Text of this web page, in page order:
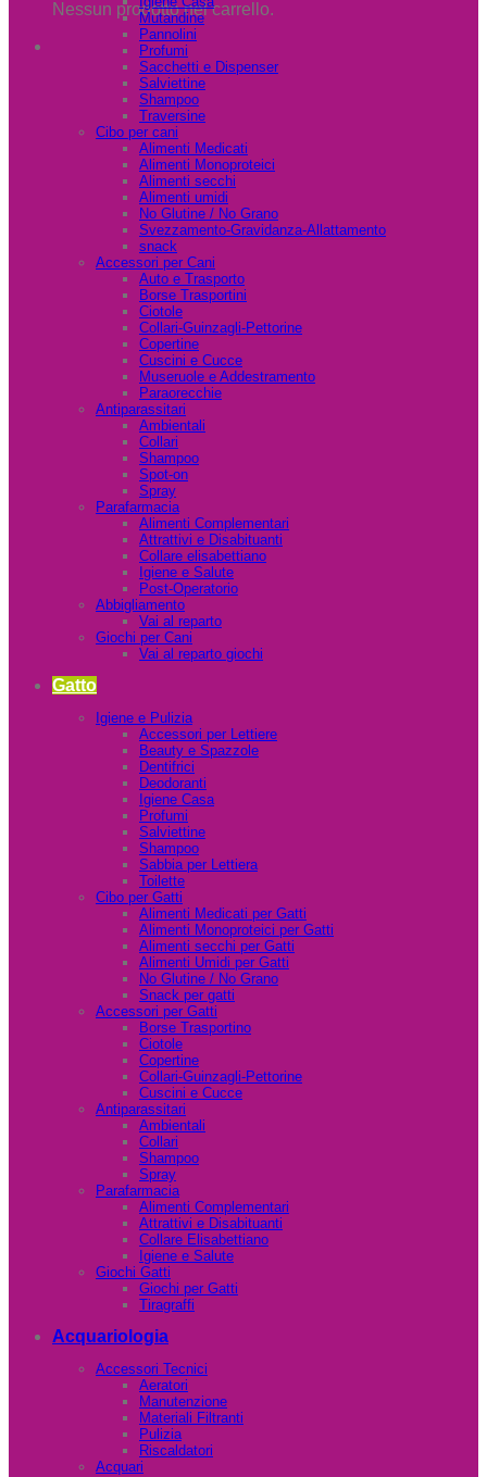
Nessun prodotto nel carrello.
Mutandine
Pannolini
Profumi
Sacchetti e Dispenser
Salviettine
Shampoo
Traversine
Cibo per cani
Alimenti Medicati
Alimenti Monoproteici
Alimenti secchi
Alimenti umidi
No Glutine / No Grano
Svezzamento-Gravidanza-Allattamento
snack
Accessori per Cani
Auto e Trasporto
Borse Trasportini
Ciotole
Collari-Guinzagli-Pettorine
Copertine
Cuscini e Cucce
Museruole e Addestramento
Paraorecchie
Antiparassitari
Ambientali
Collari
Shampoo
Spot-on
Spray
Parafarmacia
Alimenti Complementari
Attrattivi e Disabituanti
Collare elisabettiano
Igiene e Salute
Post-Operatorio
Abbigliamento
Vai al reparto
Giochi per Cani
Vai al reparto giochi
Gatto
Igiene e Pulizia
Accessori per Lettiere
Beauty e Spazzole
Dentifrici
Deodoranti
Igiene Casa
Profumi
Salviettine
Shampoo
Sabbia per Lettiera
Toilette
Cibo per Gatti
Alimenti Medicati per Gatti
Alimenti Monoproteici per Gatti
Alimenti secchi per Gatti
Alimenti Umidi per Gatti
No Glutine / No Grano
Snack per gatti
Accessori per Gatti
Borse Trasportino
Ciotole
Copertine
Collari-Guinzagli-Pettorine
Cuscini e Cucce
Antiparassitari
Ambientali
Collari
Shampoo
Spray
Parafarmacia
Alimenti Complementari
Attrattivi e Disabituanti
Collare Elisabettiano
Igiene e Salute
Giochi Gatti
Giochi per Gatti
Tiragraffi
Acquariologia
Accessori Tecnici
Aeratori
Manutenzione
Materiali Filtranti
Pulizia
Riscaldatori
Acquari